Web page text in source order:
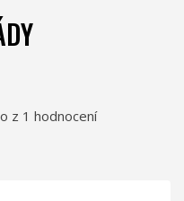
z 1 hodnocení